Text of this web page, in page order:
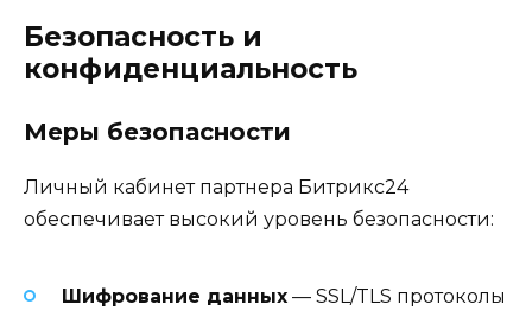
Безопасность и
конфиденциальность
Меры безопасности
Личный кабинет партнера Битрикс24
обеспечивает высокий уровень безопасности:
Шифрование данных — SSL/TLS протоколы